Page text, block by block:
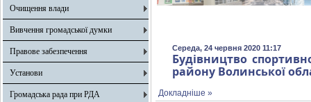
Очищення влади
Вивчення громадської думки
Правове забезпечення
Установи
Громадська рада при РДА
Середа, 24 червня 2020 11:17
Будівництво
району Волинської
Докладніше »